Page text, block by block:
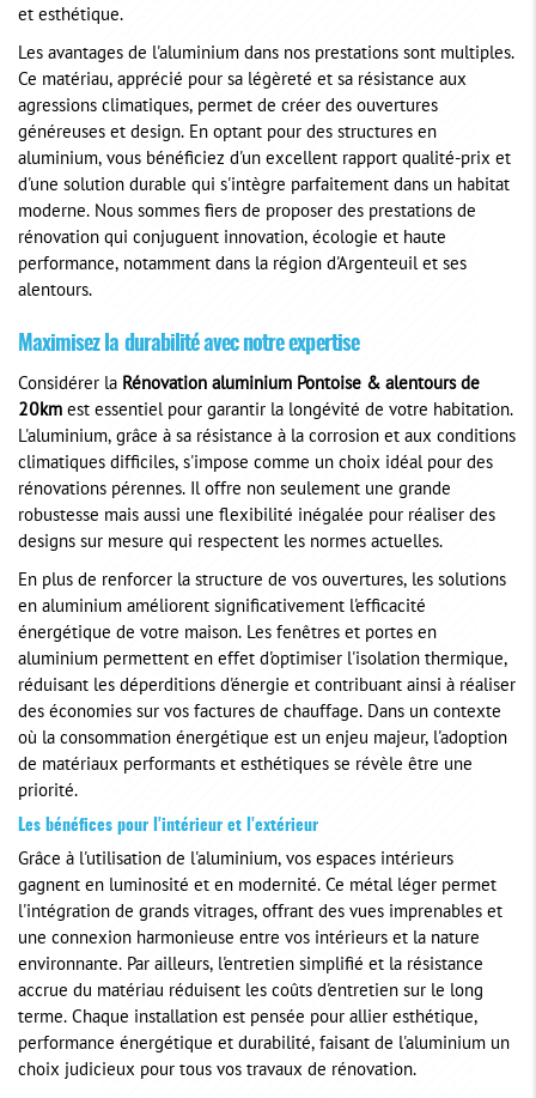
et esthétique.
Les avantages de l'aluminium dans nos prestations sont multiples.
Ce matériau, apprécié pour sa légèreté et sa résistance aux
agressions climatiques, permet de créer des ouvertures
généreuses et design. En optant pour des structures en
aluminium, vous bénéficiez d'un excellent rapport qualité-prix et
d'une solution durable qui s'intègre parfaitement dans un habitat
moderne. Nous sommes fiers de proposer des prestations de
rénovation qui conjuguent innovation, écologie et haute
performance, notamment dans la région d'Argenteuil et ses
alentours.
Maximisez la durabilité avec notre expertise
Considérer la Rénovation aluminium Pontoise & alentours de
20km est essentiel pour garantir la longévité de votre habitation.
L'aluminium, grâce à sa résistance à la corrosion et aux conditions
climatiques difficiles, s'impose comme un choix idéal pour des
rénovations pérennes. Il offre non seulement une grande
robustesse mais aussi une flexibilité inégalée pour réaliser des
designs sur mesure qui respectent les normes actuelles.
En plus de renforcer la structure de vos ouvertures, les solutions
en aluminium améliorent significativement l'efficacité
énergétique de votre maison. Les fenêtres et portes en
aluminium permettent en effet d'optimiser l'isolation thermique,
réduisant les déperditions d'énergie et contribuant ainsi à réaliser
des économies sur vos factures de chauffage. Dans un contexte
où la consommation énergétique est un enjeu majeur, l'adoption
de matériaux performants et esthétiques se révèle être une
priorité.
Les bénéfices pour l'intérieur et l'extérieur
Grâce à l'utilisation de l'aluminium, vos espaces intérieurs
gagnent en luminosité et en modernité. Ce métal léger permet
l'intégration de grands vitrages, offrant des vues imprenables et
une connexion harmonieuse entre vos intérieurs et la nature
environnante. Par ailleurs, l'entretien simplifié et la résistance
accrue du matériau réduisent les coûts d'entretien sur le long
terme. Chaque installation est pensée pour allier esthétique,
performance énergétique et durabilité, faisant de l'aluminium un
choix judicieux pour tous vos travaux de rénovation.